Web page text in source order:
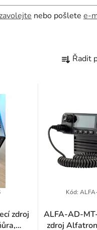
zavolejte nebo pošlete e-
Ř
e
n
í
r
o
Řadit
zdroj
ALFA-AD-
zdroj
Kód: